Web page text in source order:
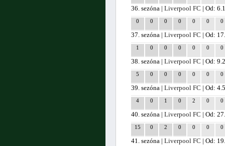
36. sezóna |Liverpool FC | Od:
0 0 0 0 0 0 0
37. sezóna |Liverpool FC | Od:
1 0 0 0 0 0 0
38. sezóna |Liverpool FC | Od:
5 0 0 0 0 0 0
39. sezóna |Liverpool FC | Od:
4 0 1 0 2 0 0
40. sezóna |Liverpool FC | Od:
15 0 2 0 0 0 0
41. sezóna |Liverpool FC | Od: